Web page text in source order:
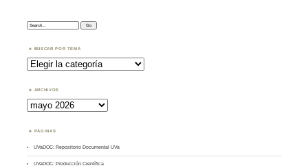
Search:
BUSCAR POR TEMA
Buscar
por
Tema
ARCHIVOS
Archivos
PÁGINAS
UVaDOC: Repositorio Documental UVa
UVaDOC: Producción Científica